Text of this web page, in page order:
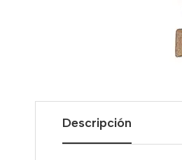
Descripción